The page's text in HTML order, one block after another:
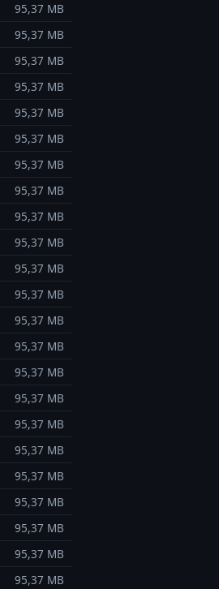
95,37 MB
95,37 MB
95,37 MB
95,37 MB
95,37 MB
95,37 MB
95,37 MB
95,37 MB
95,37 MB
95,37 MB
95,37 MB
95,37 MB
95,37 MB
95,37 MB
95,37 MB
95,37 MB
95,37 MB
95,37 MB
95,37 MB
95,37 MB
95,37 MB
95,37 MB
95,37 MB